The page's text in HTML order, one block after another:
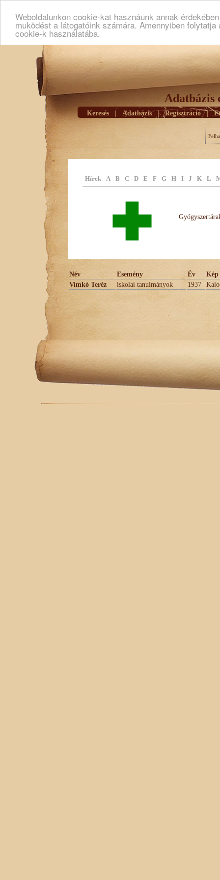
Weboldalunkon cookie-kat hasznáunk annak
muködést a látogatóink számára. Amennyiben
cookie-k használatába.
Adatbázis
Keresés Adatbázis | Regisztráció |
Hírek A B C D E F G H I J K L
Név Esemény Év
Kép
Vimkó Teréz
iskolai tanulmányok 1937